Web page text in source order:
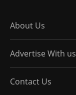
About Us
Advertise With us
Contact Us